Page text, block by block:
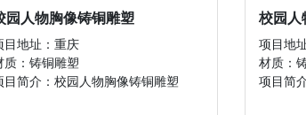
园人物胸像铸铜雕塑
目地址：重庆
质：铸铜雕塑
目简介：校园人物胸像铸铜雕塑
校园人
项目地
材质：
项目简